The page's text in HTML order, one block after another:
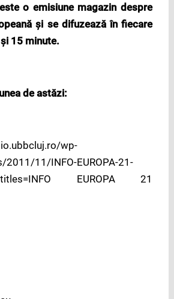
o emisiune magazin despre
şi se difuzează în fiecare
15 minute.
de astăzi:
wp-
11/INFO-EUROPA-21-
EUROPA 21